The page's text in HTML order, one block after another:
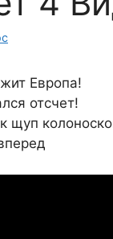
Европа!
отсчет!
щуп